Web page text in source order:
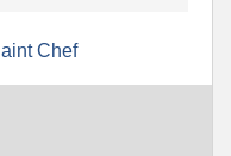
Chef